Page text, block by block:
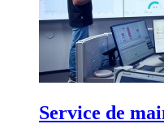
Service de